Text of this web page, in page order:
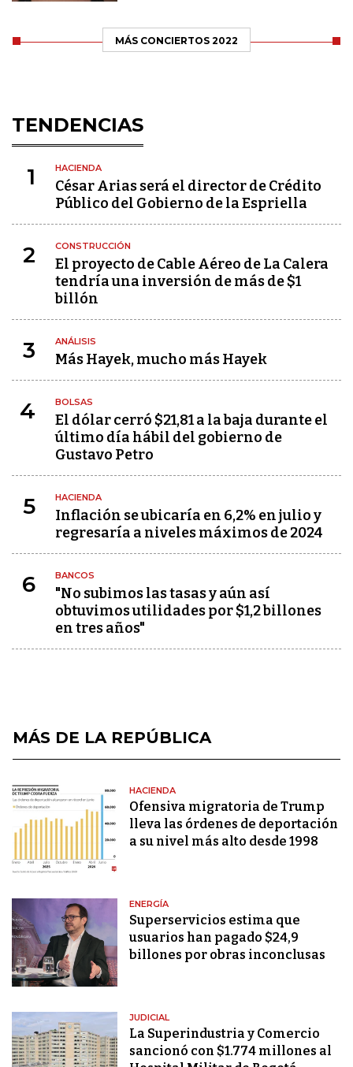
MÁS CONCIERTOS 2022
TENDENCIAS
1 HACIENDA
César Arias será el director de Crédito
Público del Gobierno de la Espriella
2 CONSTRUCCIÓN
El proyecto de Cable Aéreo de La Calera
tendría una inversión de más de $1
billón
3 ANÁLISIS
Más Hayek, mucho más Hayek
4 BOLSAS
El dólar cerró $21,81 a la baja durante el
último día hábil del gobierno de
Gustavo Petro
5 HACIENDA
Inflación se ubicaría en 6,2% en julio y
regresaría a niveles máximos de 2024
6 BANCOS
"No subimos las tasas y aún así
obtuvimos utilidades por $1,2 billones
en tres años"
MÁS DE LA REPÚBLICA
HACIENDA
Ofensiva migratoria de Trump
lleva las órdenes de deportación
a su nivel más alto desde 1998
ENERGÍA
Superservicios estima que
usuarios han pagado $24,9
billones por obras inconclusas
JUDICIAL
La Superindustria y Comercio
sancionó con $1.774 millones al